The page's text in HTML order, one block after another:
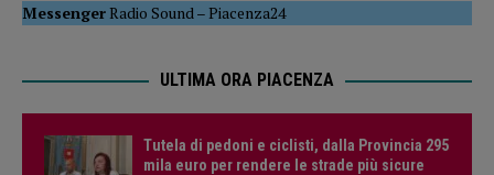
MessengerRadio Sound –Piacenza24
ULTIMA ORA PIACENZA
Tutela di pedoni e ciclisti, dalla Provincia 295
mila euro per rendere le strade più sicure